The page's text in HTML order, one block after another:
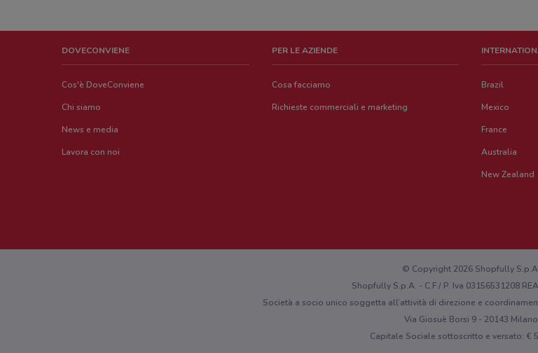
DOVECONVIENE
Cos'è DoveConviene
Chi siamo
News e media
Lavora con noi
PER LE AZIENDE
Cosa facciamo
Richieste commerciali e marketing
Brazil
Mexico
France
Australia
New Zealand
© Copyright 2026 Shopfully
Shopfully S.p.A. - C.F / P. Iva 03156531208
Società a socio unico soggetta all’attività di direzione e
Via Giosuè Borsi 9 - 20143 Milano
Capitale Sociale sottoscritto e versato: €